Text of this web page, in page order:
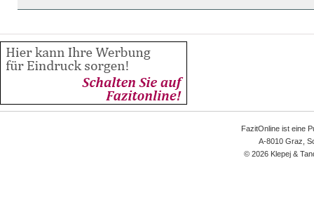
FazitOnline ist eine
A-8010 Graz,
© 2026 Klepej &